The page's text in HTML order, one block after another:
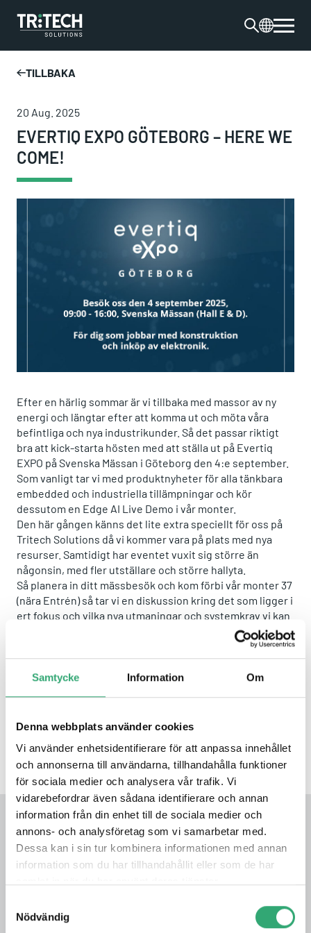
Samtycke Information Om
Denna webbplats använder cookies
Vi använder enhetsidentifierare för att anpassa innehållet
och annonserna till användarna, tillhandahålla funktioner
för sociala medier och analysera vår trafik. Vi
vidarebefordrar även sådana identifierare och annan
information från din enhet till de sociala medier och
annons- och analysföretag som vi samarbetar med.
Dessa kan i sin tur kombinera informationen med annan
information som du har tillhandahållit eller som de har
Nödvändig
TILLBAKA
20 Aug. 2025
EVERTIQ EXPO GÖTEBORG – HERE WE
COME!
Efter en härlig sommar är vi tillbaka med massor av ny
energi och längtar efter att komma ut och möta våra
befintliga och nya industrikunder. Så det passar riktigt
bra att kick-starta hösten med att ställa ut på Evertiq
EXPO på Svenska Mässan i Göteborg den 4:e september.
Som vanligt tar vi med produktnyheter för alla tänkbara
embedded och industriella tillämpningar och kör
dessutom en Edge AI Live Demo i vår monter.
Den här gången känns det lite extra speciellt för oss på
Tritech Solutions då vi kommer vara på plats med nya
resurser. Samtidigt har eventet vuxit sig större än
någonsin, med fler utställare och större hallyta.
Så planera in ditt mässbesök och kom förbi vår monter 37
(nära Entrén) så tar vi en diskussion kring det som ligger i
ert fokus och vilka nya utmaningar och systemkrav vi kan
Klicka här för att registrera er kostnadfria entrébiljett.
FÖREGÅENDE NYHET NÄSTA NYHET
RELATERADE NYHETER